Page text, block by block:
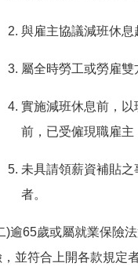
與雇主協議減班休息
屬全時勞工或勞雇雙
實施減班休息前，
前，已受僱現職雇主
未具請領薪資補貼
者。
)逾65歲或屬就業保險
，並符合上開各款規定